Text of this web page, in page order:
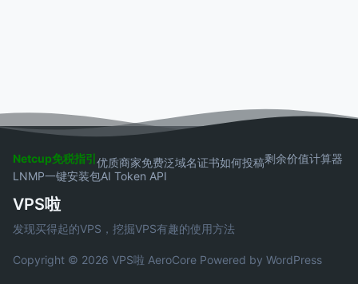
Netcup免税指引优质商家免费泛域名证书如何投稿剩余价值计算器
LNMP一键安装包AI Token API
VPS啦
发现买得起的VPS，挖掘VPS有趣的使用方法
Copyright © 2026 VPS啦 AeroCore Powered by WordPress